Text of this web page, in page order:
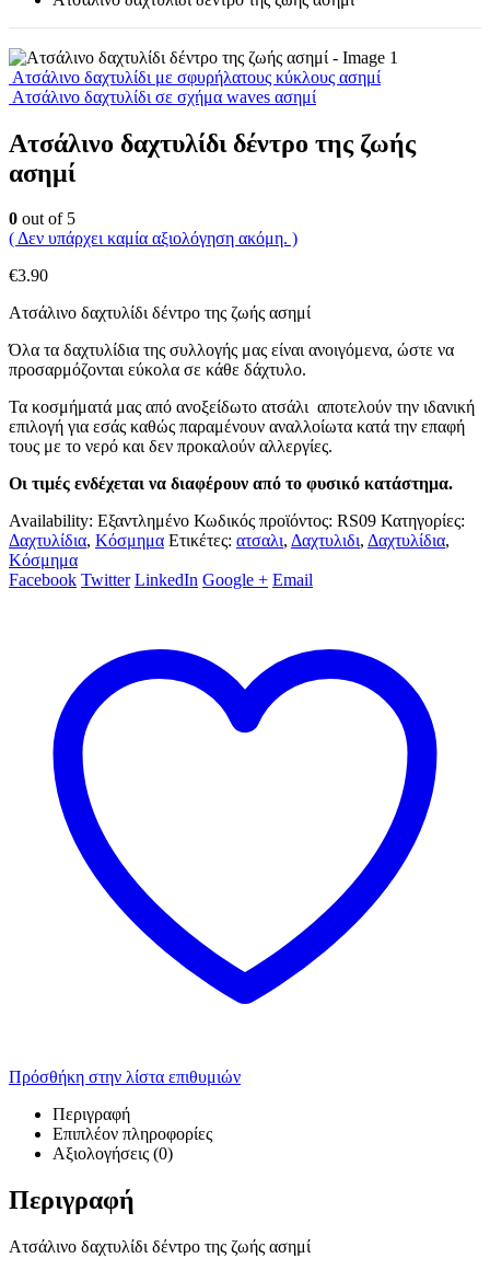
Ατσάλινο δαχτυλίδι με σφυρήλατους κύκλους ασημί
Ατσάλινο δαχτυλίδι σε σχήμα waves ασημί
Ατσάλινο δαχτυλίδι δέντρο της ζωής
ασημί
0 out of 5
( Δεν υπάρχει καμία αξιολόγηση ακόμη. )
€3.90
Ατσάλινο δαχτυλίδι δέντρο της ζωής ασημί
Όλα τα δαχτυλίδια της συλλογής μας είναι ανοιγόμενα, ώστε να
προσαρμόζονται εύκολα σε κάθε δάχτυλο.
Τα κοσμήματά μας από ανοξείδωτο ατσάλι αποτελούν την ιδανική
επιλογή για εσάς καθώς παραμένουν αναλλοίωτα κατά την επαφή
τους με το νερό και δεν προκαλούν αλλεργίες.
Οι τιμές ενδέχεται να διαφέρουν από το φυσικό κατάστημα.
Availability: Εξαντλημένο Κωδικός προϊόντος: RS09 Κατηγορίες:
Δαχτυλίδια, Κόσμημα Ετικέτες: ατσαλι, Δαχτυλιδι, Δαχτυλίδια,
Κόσμημα
Facebook Twitter LinkedIn Google + Email
Πρόσθήκη στην λίστα επιθυμιών
Περιγραφή
Επιπλέον πληροφορίες
Αξιολογήσεις (0)
Περιγραφή
Ατσάλινο δαχτυλίδι δέντρο της ζωής ασημί